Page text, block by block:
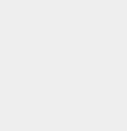
Estas empresas pueden utilizarlas para
Si no permite estas cookies, tu